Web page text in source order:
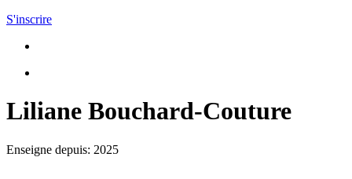
S'inscrire
Liliane Bouchard-Couture
Enseigne depuis: 2025